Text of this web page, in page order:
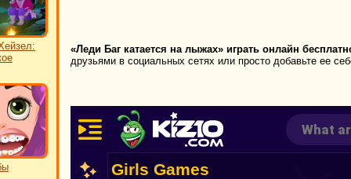
«Леди Баг катается на лыжах» играть онлайн
друзьями в социальных сетях или просто добавьте ее